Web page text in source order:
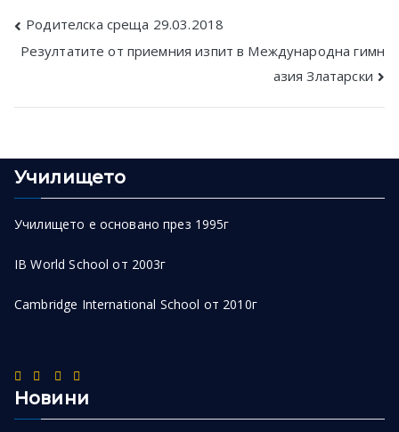
Post
navigation
Родителска среща 29.03.2018
Резултатите от приемния изпит в Международна гимн
азия Златарски
Училището
Училището е основано през 1995г
IB World School от 2003г
Cambridge International School от 2010г
Новини